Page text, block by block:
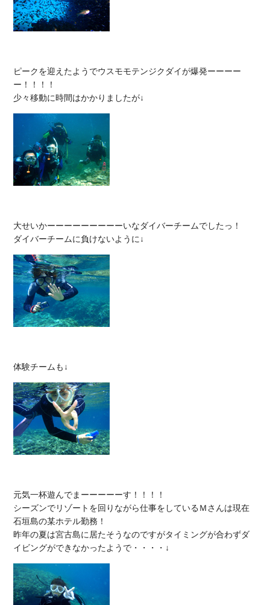
ピークを迎えたようでウスモモテンジクダイが爆発ーーーー
ー！！！！
大せいかーーーーーーーーーいなダイバーチームでしたっ！
元気一杯遊んでまーーーーーす！！！！
シーズンでリゾートを回りながら仕事をしているＭさんは現在
石垣島の某ホテル勤務！
昨年の夏は宮古島に居たそうなのですがタイミングが合わずダ